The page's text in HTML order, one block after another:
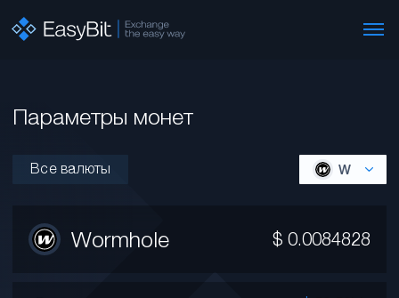
Параметры монет
Все валюты W
Wormhole $ 0.0084828